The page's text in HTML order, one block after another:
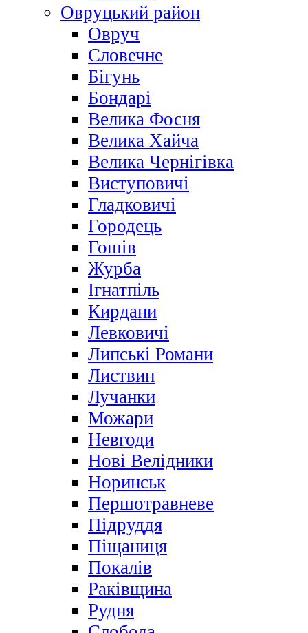
Овруцький район
Овруч
Словечне
Бігунь
Бондарі
Велика Фосня
Велика Хайча
Велика Чернігівка
Виступовичі
Гладковичі
Городець
Гошів
Журба
Ігнатпіль
Кирдани
Левковичі
Липські Романи
Листвин
Лучанки
Можари
Невгоди
Нові Велідники
Норинськ
Першотравневе
Підруддя
Піщаниця
Покалів
Раківщина
Рудня